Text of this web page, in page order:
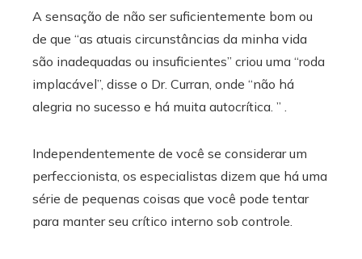
A sensação de não ser suficientemente bom ou
de que “as atuais circunstâncias da minha vida
são inadequadas ou insuficientes” criou uma “roda
implacável”, disse o Dr. Curran, onde “não há
alegria no sucesso e há muita autocrítica. ” .
Independentemente de você se considerar um
perfeccionista, os especialistas dizem que há uma
série de pequenas coisas que você pode tentar
para manter seu crítico interno sob controle.